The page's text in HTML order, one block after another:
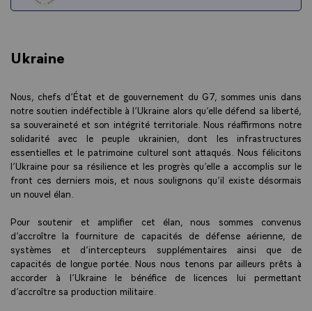
Ukraine
Nous, chefs d’État et de gouvernement du G7, sommes unis dans
notre soutien indéfectible à l’Ukraine alors qu’elle défend sa liberté,
sa souveraineté et son intégrité territoriale. Nous réaffirmons notre
solidarité avec le peuple ukrainien, dont les infrastructures
essentielles et le patrimoine culturel sont attaqués. Nous félicitons
l’Ukraine pour sa résilience et les progrès qu’elle a accomplis sur le
front ces derniers mois, et nous soulignons qu’il existe désormais
un nouvel élan.
Pour soutenir et amplifier cet élan, nous sommes convenus
d’accroître la fourniture de capacités de défense aérienne, de
systèmes et d’intercepteurs supplémentaires ainsi que de
capacités de longue portée. Nous nous tenons par ailleurs prêts à
accorder à l’Ukraine le bénéfice de licences lui permettant
d’accroître sa production militaire.